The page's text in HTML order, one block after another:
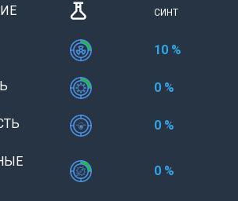
СИНТ
10 %
0 %
0 %
0 %